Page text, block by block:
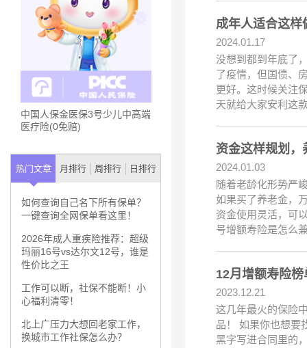
中国人保金医保3号少儿中高端
医疗险(0免赔)
热门文章 月排行 周排行 日排行
如何查询自己名下所有保单？
一键查询全网保单看这里！
2026年成人重疾险推荐：超级
玛丽16号vs达尔文12号，谁是
性价比之王
工作可以断，社保不能断！小
心福利清零！
北上广压力大想回老家工作，
换城市工作社保怎么办？
成年人适合这样
2024.01.17
没想到都到年底了
了疫情，但国债、
更好。这时候关注
天就给大家安利这
资金这样规划，
2024.01.03
随着老龄化形势严
如果买了养老金，
资金使用灵活，可
号增额寿险是怎么
12月增额寿险
2023.12.21
这几年最火的保险
品！ 如果你也想要
黑字写进合同里的